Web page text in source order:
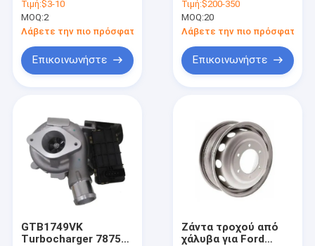
5.0T Μηχανή Κεφαλή
κυλίνδρου Φύλιγμα
4-5 στρωμάτων
Αντικατάσταση για
το LR026142
LR026141
Τιμή:$3-10
MOQ:2
Λάβετε την πιο πρόσφατη τιμή
Επικοινωνήστε
7HL09GSAAB
68551027AA
7HL07RXFAB SQCS
Ανταλλακτική ζάντα
ακριβούς εφαρμογής
Τιμή:$200-350
MOQ:20
Λάβετε την πιο πρόσφατη
Επικοινωνήστε
GTB1749VK
Turbocharger 787556
Ζάντα τροχού από
χάλυβα για Ford